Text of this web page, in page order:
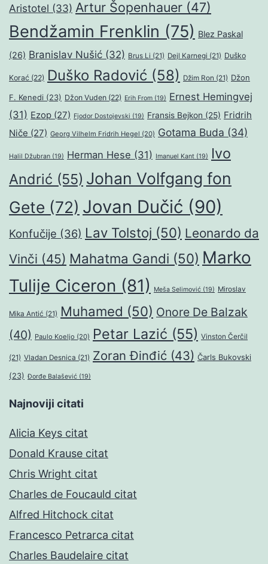
Aristotel (33) Artur Šopenhauer (47)
Bendžamin Frenklin (75) Blez Paskal
(26) Branislav Nušić (32) Brus Li (21) Dejl Karnegi (21) Duško
Korać (22) Duško Radović (58) Džim Ron (21) Džon
F. Kenedi (23) Džon Vuden (22) Erih From (19) Ernest Hemingvej
(31) Ezop (27) Fjodor Dostojevski (19) Fransis Bejkon (25) Fridrih
Niče (27) Georg Vilhelm Fridrih Hegel (20) Gotama Buda (34)
Halil Džubran (19) Herman Hese (31) Imanuel Kant (19)
Ivo
Andrić (55) Johan Volfgang fon
Gete (72) Jovan Dučić (90)
Konfučije (36) Lav Tolstoj (50) Leonardo da
Vinči (45) Mahatma Gandi (50) Marko
Tulije Ciceron (81) Meša Selimović (19) Miroslav
Mika Antić (21) Muhamed (50) Onore De Balzak
(40) Paulo Koeljo (20) Petar Lazić (55) Vinston Čerčil
(21) Vladan Desnica (21) Zoran Đinđić (43) Čarls Bukovski
(23) Đorđe Balašević (19)
Najnoviji citati
Alicia Keys citat
Donald Krause citat
Chris Wright citat
Charles de Foucauld citat
Alfred Hitchock citat
Francesco Petrarca citat
Charles Baudelaire citat